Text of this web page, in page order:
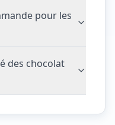
pour les
des chocolat